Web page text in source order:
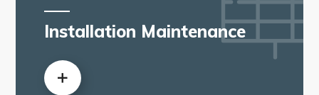
Installation Maintenance